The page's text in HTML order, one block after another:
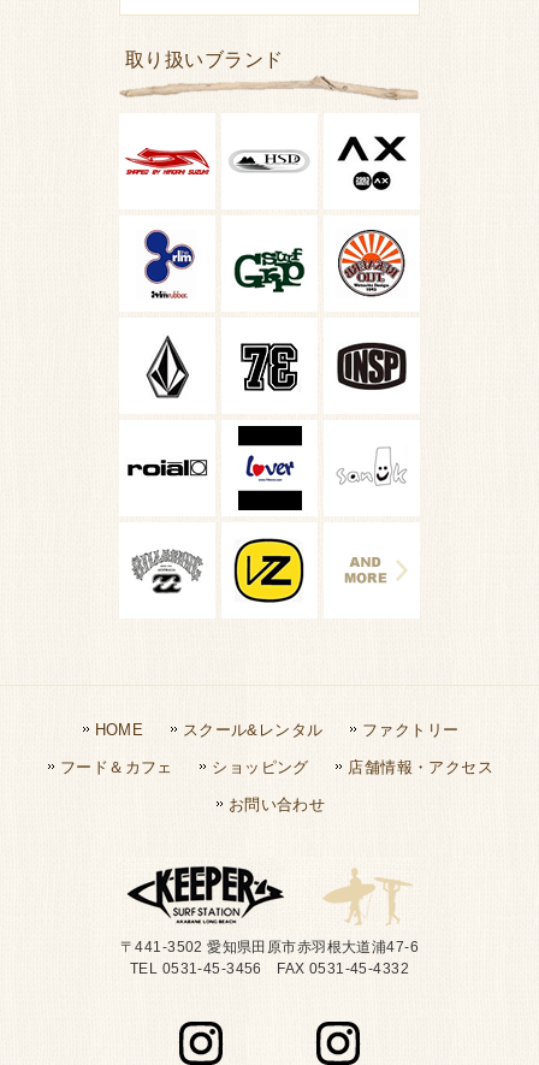
取り扱いブランド
HOME スクール&レンタル ファクトリー
フード＆カフェ ショッピング 店舗情報・アクセス
お問い合わせ
〒441-3502 愛知県田原市赤羽根大道浦47-6
TEL 0531-45-3456 FAX 0531-45-4332